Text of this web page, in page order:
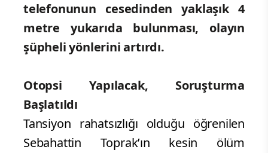
telefonunun cesedinden yaklaşık 4
metre yukarıda bulunması, olayın
şüpheli yönlerini artırdı.
Otopsi Yapılacak, Soruşturma
Başlatıldı
Tansiyon rahatsızlığı olduğu öğrenilen
Sebahattin Toprak’ın kesin ölüm